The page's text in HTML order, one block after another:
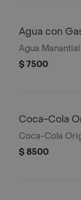
Agua con
Agua
$ 7500
Coca-Cola
Coca-Cola
$ 8500